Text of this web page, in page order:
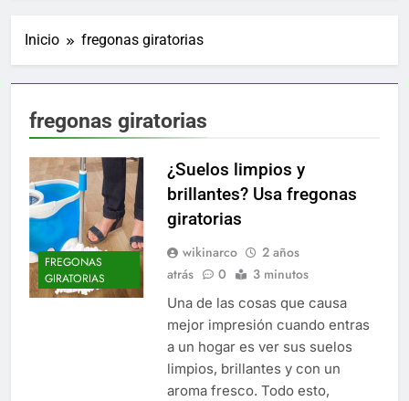
Inicio fregonas giratorias
fregonas giratorias
FREGONAS
GIRATORIAS
¿Suelos limpios y
brillantes? Usa fregonas
giratorias
wikinarco
2 años
atrás
0 3 minutos
Una de las cosas que causa
mejor impresión cuando entras
a un hogar es ver sus suelos
limpios, brillantes y con un
aroma fresco. Todo esto,